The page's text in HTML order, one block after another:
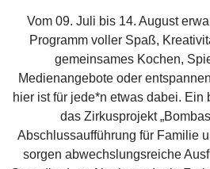
Vom 09. Juli bis 14. August
Programm voller Spaß,
gemeinsames Kochen,
Medienangebote oder
hier ist für jede*n etwas dabei.
das Zirkusprojekt
Abschlussaufführung für Familie
sorgen abwechslungsreiche